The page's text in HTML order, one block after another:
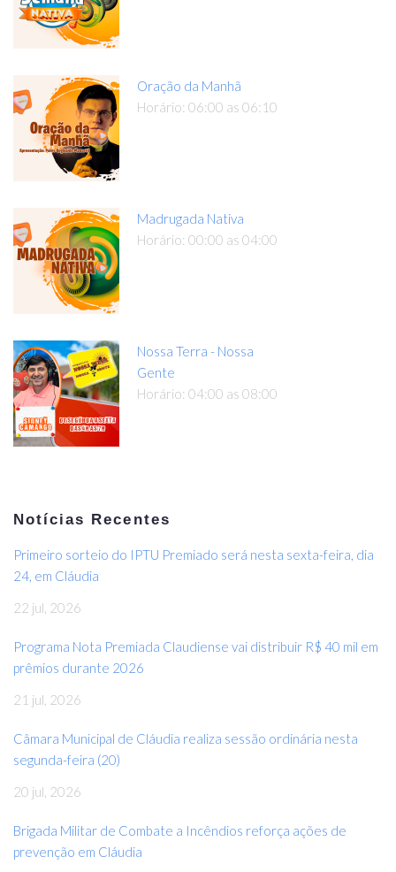
Oração da Manhã
Horário: 06:00 as 06:10
Madrugada Nativa
Horário: 00:00 as 04:00
Nossa Terra - Nossa
Gente
Horário: 04:00 as 08:00
Notícias Recentes
Primeiro sorteio do IPTU Premiado será nesta sexta-feira, dia
24, em Cláudia
22 jul, 2026
Programa Nota Premiada Claudiense vai distribuir R$ 40 mil em
prêmios durante 2026
21 jul, 2026
Câmara Municipal de Cláudia realiza sessão ordinária nesta
segunda-feira (20)
20 jul, 2026
Brigada Militar de Combate a Incêndios reforça ações de
prevenção em Cláudia